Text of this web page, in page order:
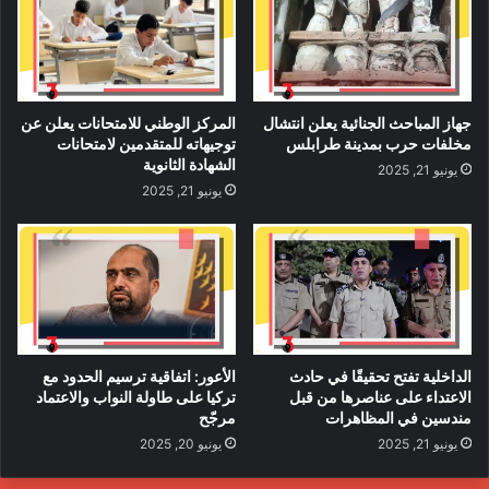
على الإنسان استشعار المتعة في
السعادة، وذلك يتمّ عن طريق
تسجيل آثار عدم السعادة في ورقة،
ب
جهاز المباحث الجنائية يعلن انتشال
مخلفات حرب بمدينة طرابلس
يونيو 21, 2025
المركز الوطني للامتحانات يعلن عن
توجيهاته للمتقدمين لامتحانات
الشهادة الثانوية
يونيو 21, 2025
الداخلية تفتح تحقيقًا في حادث
الاعتداء على عناصرها من قبل
مندسين في المظاهرات
يونيو 21, 2025
الأعور: اتفاقية ترسيم الحدود مع
تركيا على طاولة النواب والاعتماد
مرجّح
يونيو 20, 2025